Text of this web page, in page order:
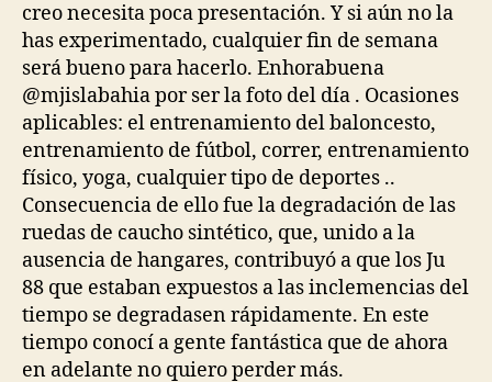
creo necesita poca presentación. Y si aún no la
has experimentado, cualquier fin de semana
será bueno para hacerlo. Enhorabuena
@mjislabahia por ser la foto del día . Ocasiones
aplicables: el entrenamiento del baloncesto,
entrenamiento de fútbol, correr, entrenamiento
físico, yoga, cualquier tipo de deportes ..
Consecuencia de ello fue la degradación de las
ruedas de caucho sintético, que, unido a la
ausencia de hangares, contribuyó a que los Ju
88 que estaban expuestos a las inclemencias del
tiempo se degradasen rápidamente. En este
tiempo conocí a gente fantástica que de ahora
en adelante no quiero perder más.